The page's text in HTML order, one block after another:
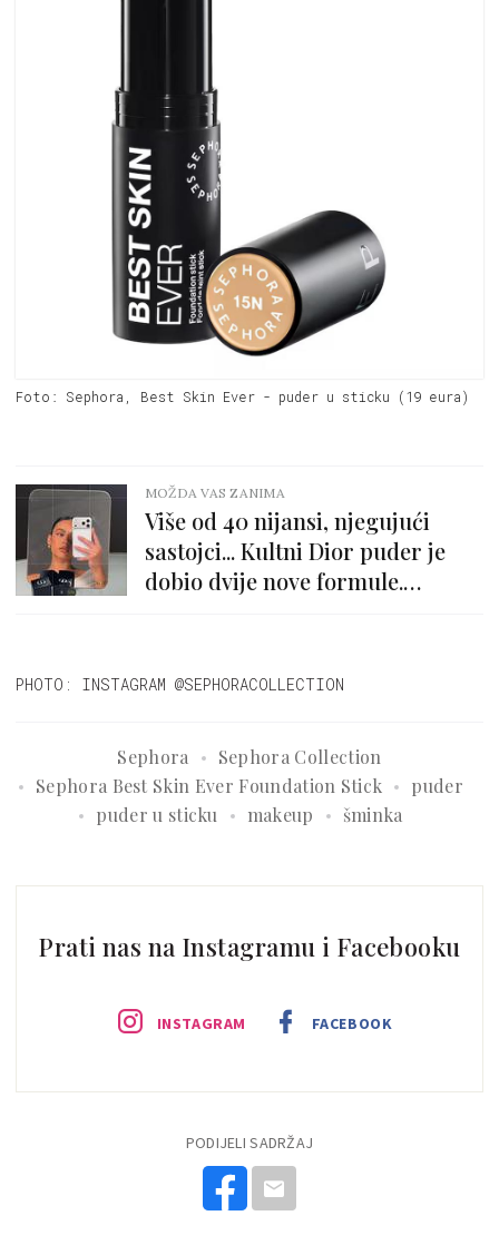
Foto: Sephora, Best Skin Ever - puder u sticku (19 eura)
MOŽDA VAS ZANIMA
Više od 40 nijansi, njegujući
sastojci... Kultni Dior puder je
dobio dvije nove formule.
PHOTO: INSTAGRAM @SEPHORACOLLECTION
Sephora
Sephora Collection
Sephora Best Skin Ever Foundation Stick
puder
puder u sticku
makeup šminka
Prati nas na Instagramu i Facebooku
INSTAGRAM FACEBOOK
PODIJELI SADRŽAJ